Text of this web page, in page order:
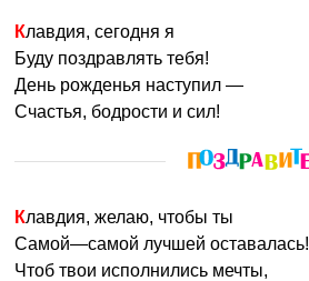
Клавдия, сегодня я
Буду поздравлять тебя!
День рожденья наступил —
Счастья, бодрости и сил!
Клавдия, желаю, чтобы ты
Самой—самой лучшей оставалась!
Чтоб твои исполнились мечты,